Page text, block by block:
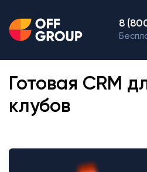
8
Готовая CRM
клубов